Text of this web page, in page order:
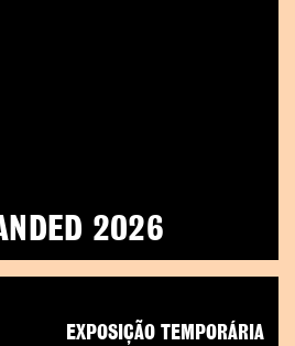
2026
EXPOSIÇÃO TEMPORÁRIA